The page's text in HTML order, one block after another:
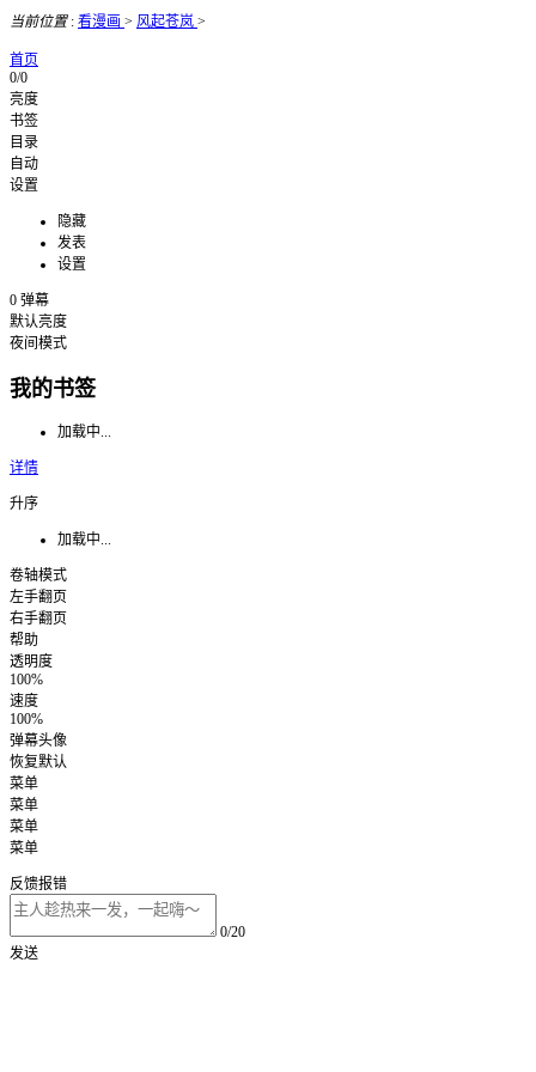
当前位置: 看漫画 > 风起苍岚 >
首页
0/0
亮度
书签
目录
自动
设置
隐藏
发表
设置
0 弹幕
默认亮度
夜间模式
我的书签
加载中...
详情
升序
加载中...
卷轴模式
左手翻页
右手翻页
帮助
透明度
100%
速度
100%
弹幕头像
恢复默认
菜单
菜单
菜单
菜单
反馈报错
0/20
发送